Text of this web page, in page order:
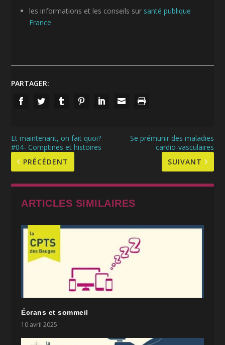
les informations et les conseils sur santé publique
France
PARTAGER:
Et maintenant, on fait quoi?
#04- Comptines et histoires
PRÉCÉDENT
Se prémunir des maladies
cardio-vasculaires
SUIVANT
ARTICLES SIMILAIRES
Écrans et sommeil
10 avril 2025